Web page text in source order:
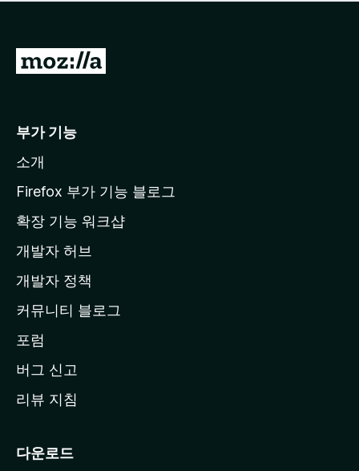
점
습
니
M
l
a
페
이
지
이
동
부가 기능
소개
Firefox 부가 기능 블로그
확장 기능 워크샵
개발자 허브
개발자 정책
커뮤니티 블로그
포럼
버그 신고
리뷰 지침
다운로드